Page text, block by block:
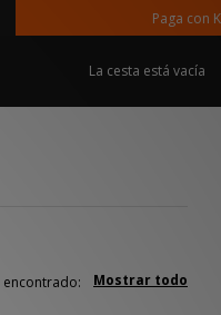
Paga con
La cesta está vacía
Mostrar todo